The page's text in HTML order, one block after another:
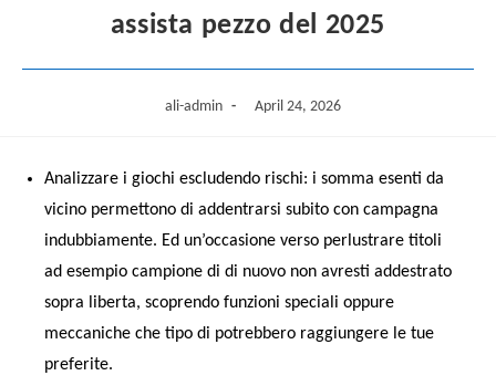
assista pezzo del 2025
Post
ali-admin
Post
April 24, 2026
Analizzare i giochi escludendo rischi: i somma esenti da
vicino permettono di addentrarsi subito con campagna
indubbiamente. Ed un’occasione verso perlustrare titoli
ad esempio campione di di nuovo non avresti addestrato
sopra liberta, scoprendo funzioni speciali oppure
meccaniche che tipo di potrebbero raggiungere le tue
preferite.